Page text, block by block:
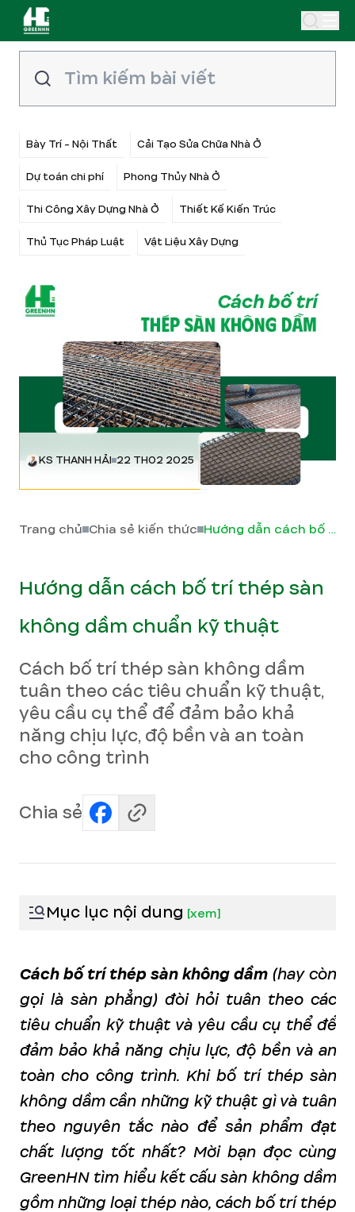
Bày Trí - Nội Thất Cải Tạo Sửa Chữa Nhà Ở
Dự toán chi phí Phong Thủy Nhà Ở
Thi Công Xây Dựng Nhà Ở Thiết Kế Kiến Trúc
Thủ Tục Pháp Luật Vật Liệu Xây Dựng
KS THANH HẢI 22 TH02 2025
Trang chủ Chia sẻ kiến thức Hướng dẫn cách bố trí thép sàn không dầm chuẩn kỹ thuật
Hướng dẫn cách bố trí thép sàn
không dầm chuẩn kỹ thuật
Cách bố trí thép sàn không dầm
tuân theo các tiêu chuẩn kỹ thuật,
yêu cầu cụ thể để đảm bảo khả
năng chịu lực, độ bền và an toàn
cho công trình
Chia sẻ
Mục lục nội dung [xem]
Cách bố trí thép sàn không dầm(hay còn
gọi là sàn phẳng) đòi hỏi tuân theo các
tiêu chuẩn kỹ thuật và yêu cầu cụ thể để
đảm bảo khả năng chịu lực, độ bền và an
toàn cho công trình. Khi bố trí thép sàn
không dầm cần những kỹ thuật gì và tuân
theo nguyên tắc nào để sản phẩm đạt
chất lượng tốt nhất? Mời bạn đọc cùng
GreenHN tìm hiểu kết cấu sàn không dầm
gồm những loại thép nào, cách bố trí thép